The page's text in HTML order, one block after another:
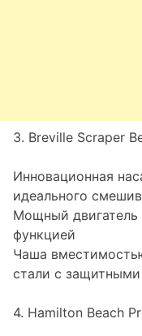
3. Breville Scraper
Инновационная
идеального
Мощный двигатель
функцией
Чаша
стали с
4. Hamilton Beach